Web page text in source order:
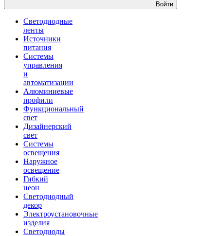
Войти
Светодиодные
ленты
Источники
питания
Системы
управления
и
автоматизации
Алюминиевые
профили
Функциональный
свет
Дизайнерский
свет
Системы
освещения
Наружное
освещение
Гибкий
неон
Светодиодный
декор
Электроустановочные
изделия
Светодиоды